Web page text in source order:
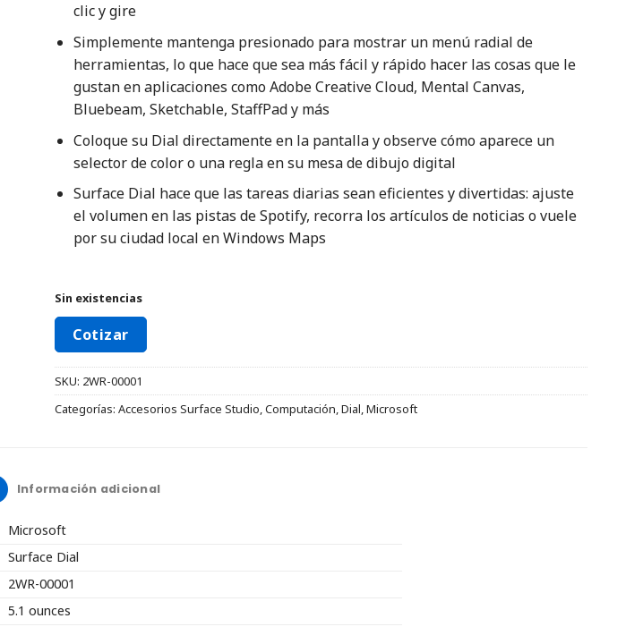
clic y gire
Simplemente mantenga presionado para mostrar un menú radial de
herramientas, lo que hace que sea más fácil y rápido hacer las cosas que le
gustan en aplicaciones como Adobe Creative Cloud, Mental Canvas,
Bluebeam, Sketchable, StaffPad y más
Coloque su Dial directamente en la pantalla y observe cómo aparece un
selector de color o una regla en su mesa de dibujo digital
Surface Dial hace que las tareas diarias sean eficientes y divertidas: ajuste
el volumen en las pistas de Spotify, recorra los artículos de noticias o vuele
por su ciudad local en Windows Maps
Sin existencias
Cotizar
SKU: 2WR-00001
Categorías: Accesorios Surface Studio,Computación,Dial,Microsoft
Información adicional
Microsoft
Surface Dial
2WR-00001
5.1 ounces